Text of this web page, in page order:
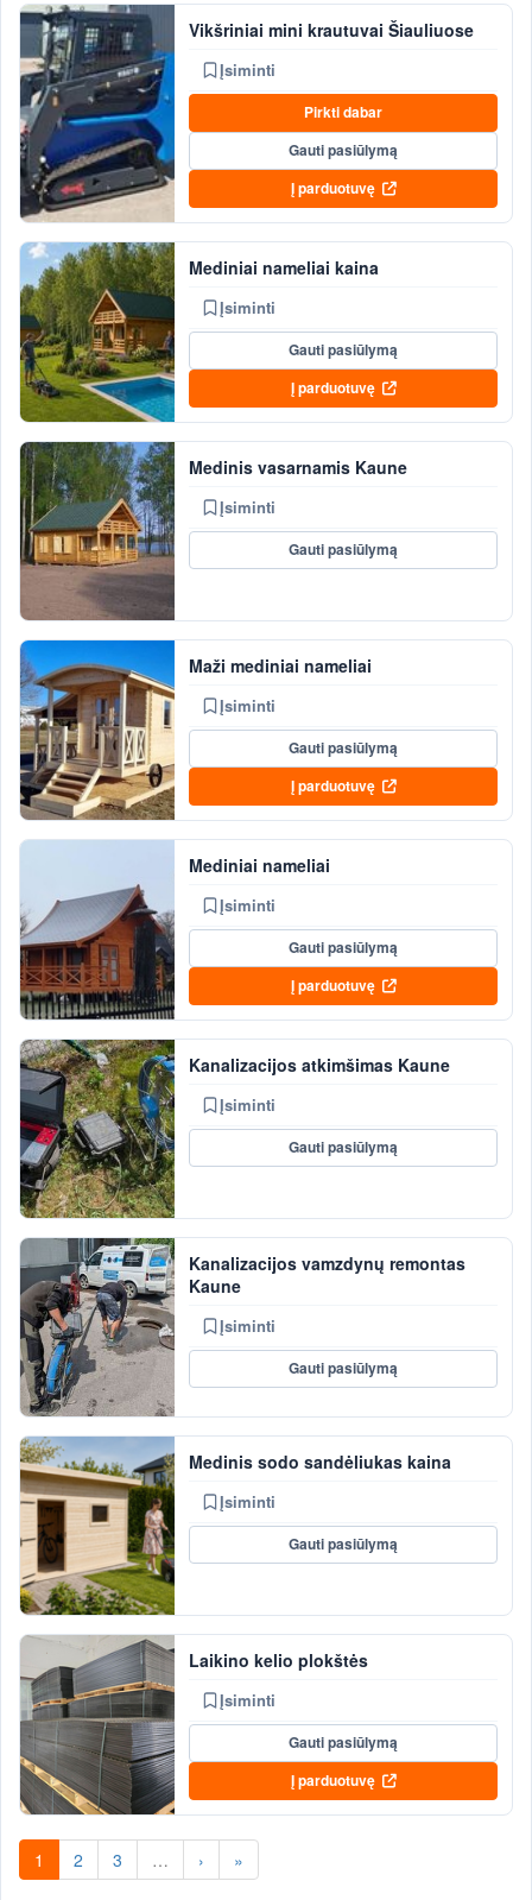
Vikšriniai mini krautuvai Šiauliuose
Įsiminti
Pirkti dabar
Gauti pasiūlymą
Į parduotuvę
Mediniai nameliai kaina
Įsiminti
Gauti pasiūlymą
Į parduotuvę
Medinis vasarnamis Kaune
Įsiminti
Gauti pasiūlymą
Maži mediniai nameliai
Įsiminti
Gauti pasiūlymą
Į parduotuvę
Mediniai nameliai
Įsiminti
Gauti pasiūlymą
Į parduotuvę
Kanalizacijos atkimšimas Kaune
Įsiminti
Gauti pasiūlymą
Kanalizacijos vamzdynų remontas
Kaune
Įsiminti
Gauti pasiūlymą
Medinis sodo sandėliukas kaina
Įsiminti
Gauti pasiūlymą
Laikino kelio plokštės
Įsiminti
Gauti pasiūlymą
Į parduotuvę
1 2 3 … › »